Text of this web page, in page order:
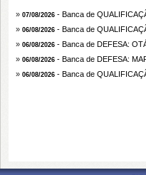
» 07/08/2026 - Banca de
» 06/08/2026 - Banca de
» 06/08/2026 - Banca de DEFESA:
» 06/08/2026 - Banca de DEFESA:
» 06/08/2026 - Banca de